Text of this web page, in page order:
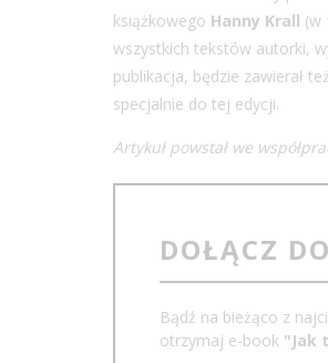
książkowego Hanny Krall (w
wszystkich tekstów autorki,
publikacja, będzie zawierał
specjalnie do tej edycji.
Artykuł powstał we
DOŁĄCZ
Bądź na bieżąco z
otrzymaj e-book "Jak